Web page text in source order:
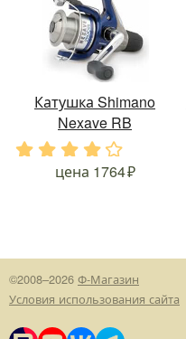
Катушка Shimano
Nexave RB
. . .
цена 1764
©2008–2026 Ф-Магазин
Условия использования сайта